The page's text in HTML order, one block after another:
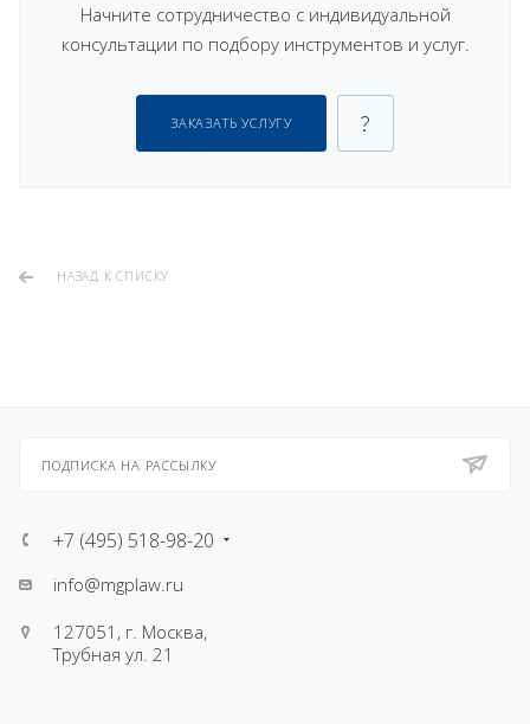
Начните сотрудничество с индивидуальной
консультации по подбору инструментов и услуг.
ЗАКАЗАТЬ УСЛУГУ
НАЗАД К СПИСКУ
ПОДПИСКА НА РАССЫЛКУ
+7 (495) 518-98-20
info@mgplaw.ru
127051, г. Москва,
Трубная ул. 21